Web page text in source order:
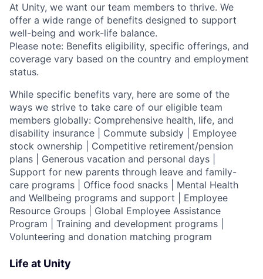
At Unity, we want our team members to thrive. We
offer a wide range of benefits designed to support
well-being and work-life balance.
Please note: Benefits eligibility, specific offerings, and
coverage vary based on the country and employment
status.
While specific benefits vary, here are some of the
ways we strive to take care of our eligible team
members globally: Comprehensive health, life, and
disability insurance | Commute subsidy | Employee
stock ownership | Competitive retirement/pension
plans | Generous vacation and personal days |
Support for new parents through leave and family-
care programs | Office food snacks | Mental Health
and Wellbeing programs and support | Employee
Resource Groups | Global Employee Assistance
Program | Training and development programs |
Volunteering and donation matching program
Life at Unity